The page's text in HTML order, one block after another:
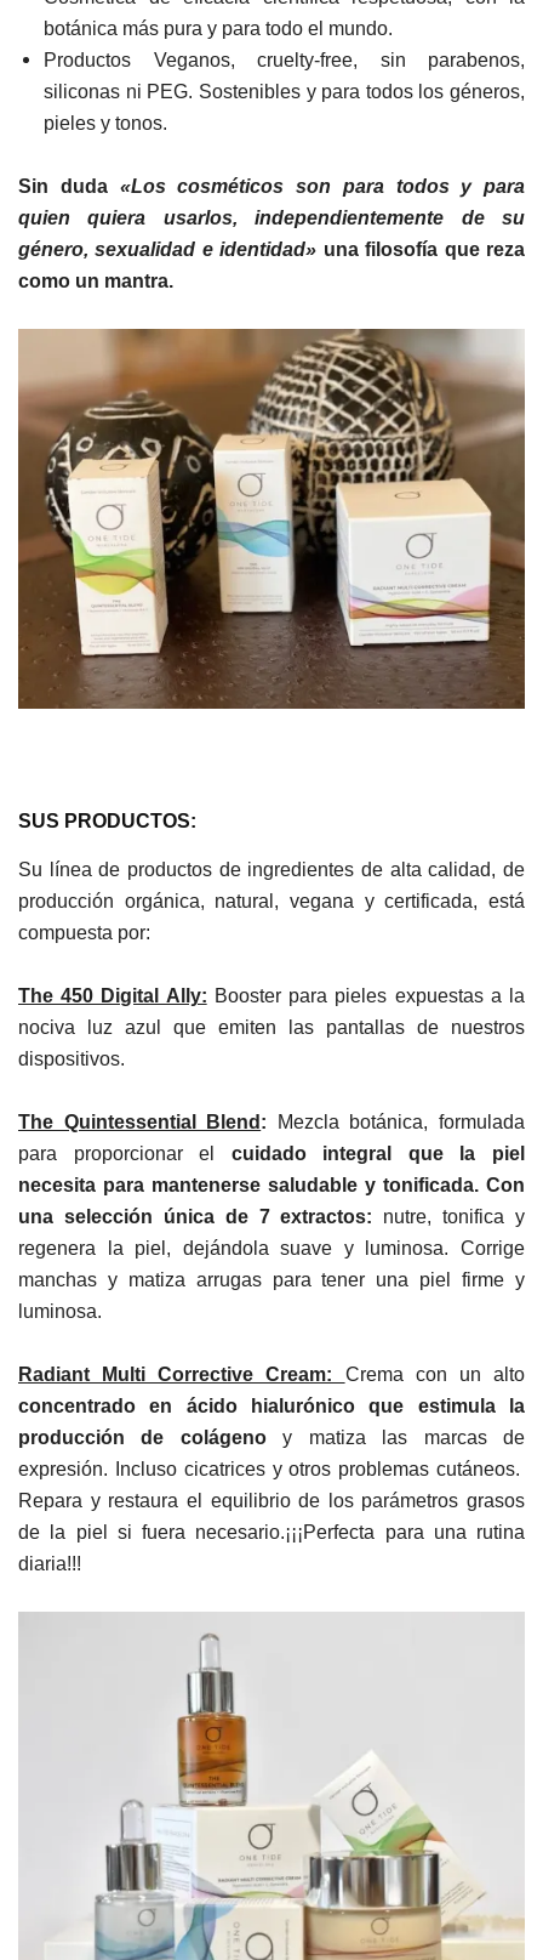
botánica más pura y para todo el mundo.
Productos Veganos, cruelty-free, sin parabenos,
siliconas ni PEG. Sostenibles y para todos los géneros,
pieles y tonos.
Sin duda «Los cosméticos son para todos y para
quien quiera usarlos, independientemente de su
género, sexualidad e identidad» una filosofía que reza
como un mantra.
SUS PRODUCTOS:
Su línea de productos de ingredientes de alta calidad, de
producción orgánica, natural, vegana y certificada, está
compuesta por:
The 450 Digital Ally: Booster para pieles expuestas a la
nociva luz azul que emiten las pantallas de nuestros
dispositivos.
The Quintessential Blend : Mezcla botánica, formulada
para proporcionar el
cuidado integral que la piel
necesita para mantenerse saludable y tonificada. Con
una selección única de 7 extractos: nutre, tonifica y
regenera la piel, dejándola suave y luminosa. Corrige
manchas y matiza arrugas para tener una piel firme y
luminosa.
Radiant Multi Corrective Cream: Cremacon un alto
concentrado en ácido hialurónico que estimula la
producción de colágenoy matiza las marcas de
expresión. Incluso cicatrices y otros problemas cutáneos.
Repara y restaura el equilibrio de los parámetros grasos
de la piel si fuera necesario.¡¡¡Perfecta para una rutina
diaria!!!